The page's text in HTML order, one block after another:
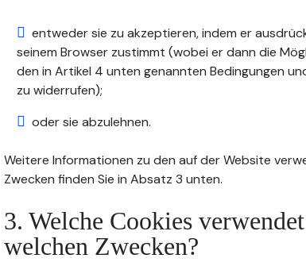
entweder sie zu akzeptieren, indem er
seinem Browser zustimmt (wobei er dann die
den in Artikel 4 unten genannten Bedingungen
zu widerrufen);
oder sie abzulehnen.
Weitere Informationen zu den auf der Website
Zwecken finden Sie in Absatz 3 unten.
3. Welche Cookies
welchen Zwecken?